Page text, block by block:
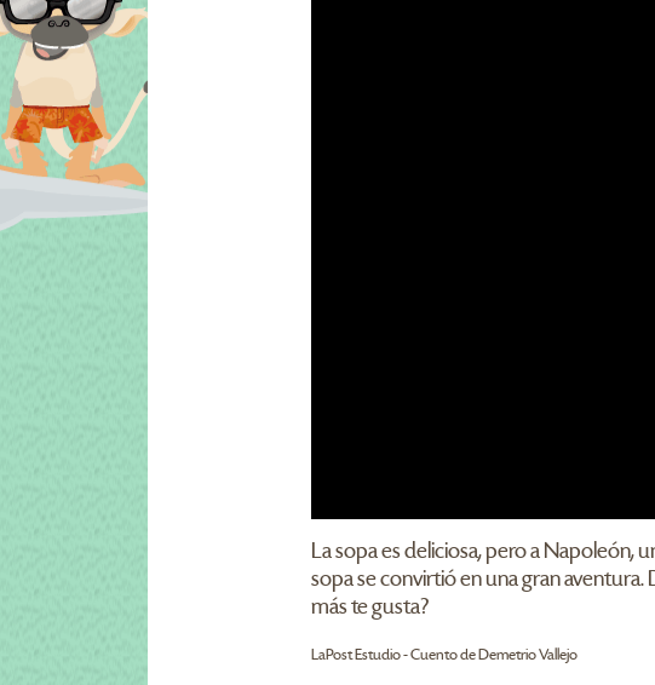
La sopa es deliciosa, pero a Napoleón,
sopa se convirtió en una gran
más te gusta?
LaPost Estudio - Cuento de Demetrio Vallejo